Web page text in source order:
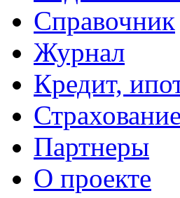
Справочник
Журнал
Кредит,
Страхование
Партнеры
O проекте